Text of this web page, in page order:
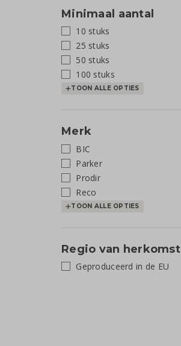
Minimaal aantal
10 stuks
25 stuks
50 stuks
100 stuks
TOON ALLE OPTIES
Merk
BIC
Parker
Prodir
Reco
TOON ALLE OPTIES
Regio van herkomst
Geproduceerd in de EU